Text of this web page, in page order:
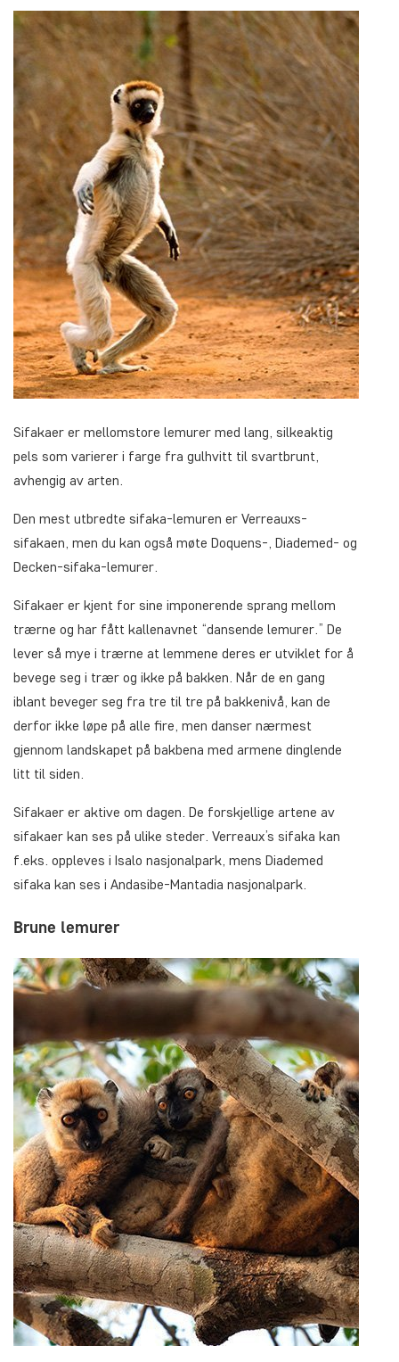
Sifakaer er mellomstore lemurer med lang, silkeaktig
pels som varierer i farge fra gulhvitt til svartbrunt,
avhengig av arten.
Den mest utbredte sifaka-lemuren er Verreauxs-
sifakaen, men du kan også møte Doquens-, Diademed- og
Decken-sifaka-lemurer.
Sifakaer er kjent for sine imponerende sprang mellom
trærne og har fått kallenavnet “dansende lemurer.” De
lever så mye i trærne at lemmene deres er utviklet for å
bevege seg i trær og ikke på bakken. Når de en gang
iblant beveger seg fra tre til tre på bakkenivå, kan de
derfor ikke løpe på alle fire, men danser nærmest
gjennom landskapet på bakbena med armene dinglende
litt til siden.
Sifakaer er aktive om dagen. De forskjellige artene av
sifakaer kan ses på ulike steder. Verreaux’s sifaka kan
f.eks. oppleves i Isalo nasjonalpark, mens Diademed
sifaka kan ses i Andasibe-Mantadia nasjonalpark.
Brune lemurer